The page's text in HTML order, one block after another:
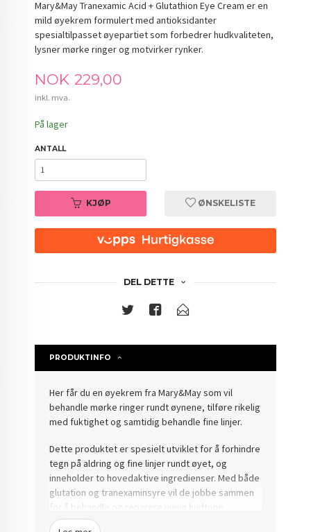
Mary&May Tranexamic Acid + Glutathion Eye Cream er en
mild øyekrem formulert med antioksidanter
spesialtilpasset øyepartiet som forbedrer hudkvaliteten,
lysner mørke ringer og motvirker rynker.
Pris
NOK 229,00
inkl. mva.
På lager
ANTALL
KJØP ØNSKELISTE
DEL DETTE
PRODUKTINFO
Her får du en øyekrem fra Mary&May som vil
behandle mørke ringer rundt øynene, tilføre rikelig
med fuktighet og samtidig behandle fine linjer.
Dette produktet er spesielt utviklet for å forhindre
tegn på aldring og fine linjer rundt øyet, og
inneholder to hovedaktive ingredienser.Med både
glutation og tranexaminsyre vil de jobbe sammen
for å behandle og reparere ujevn hudtone.
Tranexamic Acid + Glutathione Eye Cream, derimot,